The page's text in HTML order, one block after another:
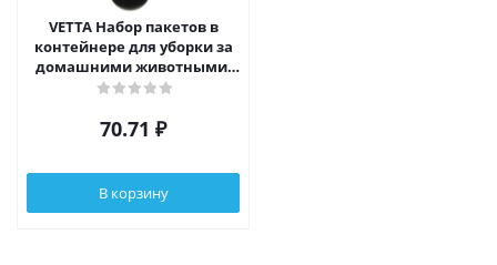
VETTA Набор пакетов в
контейнере для уборки за
домашними животными,
ПНД, 30 шт., 21,5х30 см
70.71 ₽
В корзину